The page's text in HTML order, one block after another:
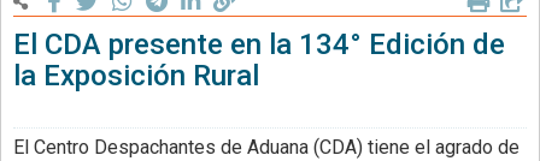
El CDA presente en la 134° Edición de
la Exposición Rural
El Centro Despachantes de Aduana (CDA) tiene el agrado de